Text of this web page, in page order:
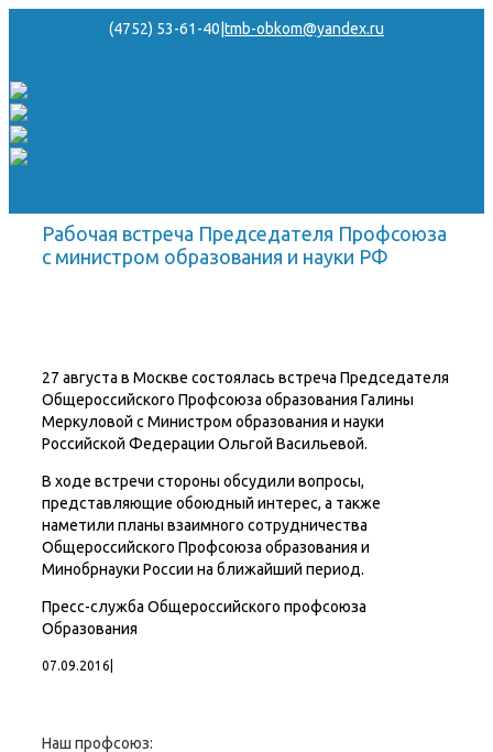
(4752) 53-61-40 tmb-obkom@yandex.ru
Рабочая встреча Председателя Профсоюза
с министром образования и науки РФ
27 августа в Москве состоялась встреча Председателя
Общероссийского Профсоюза образования Галины
Меркуловой с Министром образования и науки
Российской Федерации Ольгой Васильевой.
В ходе встречи стороны обсудили вопросы,
представляющие обоюдный интерес, а также
наметили планы взаимного сотрудничества
Общероссийского Профсоюза образования и
Минобрнауки России на ближайший период.
Пресс-служба Общероссийского профсоюза
Образования
07.09.2016
Наш профсоюз: